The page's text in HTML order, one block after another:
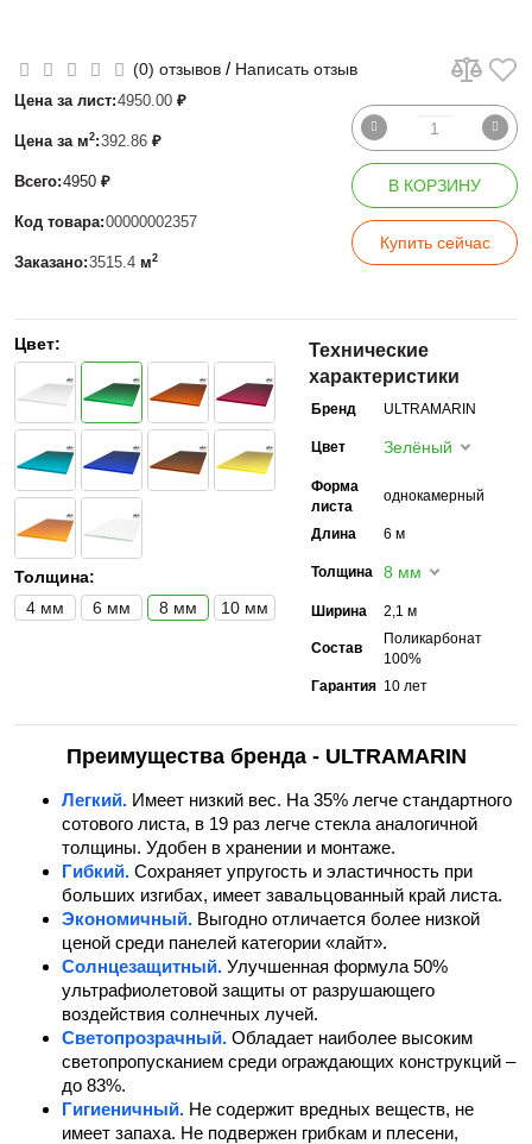
(0) отзывов / Написать отзыв
Цена за лист:4950.00 ₽
Цена за м2:392.86 ₽
Всего:4950 ₽
Код товара:00000002357
Заказано:3515.4 м2
В КОРЗИНУ
Купить сейчас
Цвет:
Толщина:
4 мм
6 мм 8 мм 10 мм
Технические
характеристики
Бренд ULTRAMARIN
Цвет Зелёный
Форма
листа
однокамерный
Длина 6 м
Толщина 8 мм
Ширина 2,1 м
Состав
Поликарбонат
100%
Гарантия 10 лет
Преимущества бренда - ULTRAMARIN
Легкий. Имеет низкий вес. На 35% легче стандартного
сотового листа, в 19 раз легче стекла аналогичной
толщины. Удобен в хранении и монтаже.
Гибкий. Сохраняет упругость и эластичность при
больших изгибах, имеет завальцованный край листа.
Экономичный. Выгодно отличается более низкой
ценой среди панелей категории «лайт».
Солнцезащитный. Улучшенная формула 50%
ультрафиолетовой защиты от разрушающего
воздействия солнечных лучей.
Светопрозрачный. Обладает наиболее высоким
светопропусканием среди ограждающих конструкций –
до 83%.
Гигиеничный. Не содержит вредных веществ, не
имеет запаха. Не подвержен грибкам и плесени,